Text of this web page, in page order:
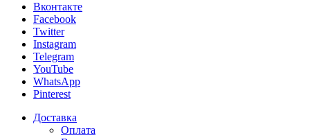
Вконтакте
Facebook
Twitter
Instagram
Telegram
YouTube
WhatsApp
Pinterest
Доставка
Оплата